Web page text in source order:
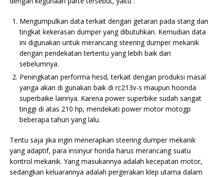
Mengumpulkan data terkait dengan getaran pada stang dan
tingkat kekerasan dumper yang dibutuhkan. Kemudian data
ini digunakan untuk merancang steering dumper mekanik
dengan pendekatan tertentu yang lebih baik dari
sebelumnya.
Peningkatan performa hesd, terkait dengan produksi masal
yanga akan di gunakan baik di rc213v-s maupun hoonda
superbaike lainnya. Karena power superbike sudah sangat
tinggi di atas 210 hp, mendekati power motor motogp
beberapa tahun yang lalu.
Tentu saja jika ingin menerapkan steering dumper mekanik
yang adaptif, para insinyur honda harus merancang suatu
kontrol mekanik. Yang masukannya adalah kecepatan motor,
sedangkan keluarannya adalah pergerakan klep utama dalam